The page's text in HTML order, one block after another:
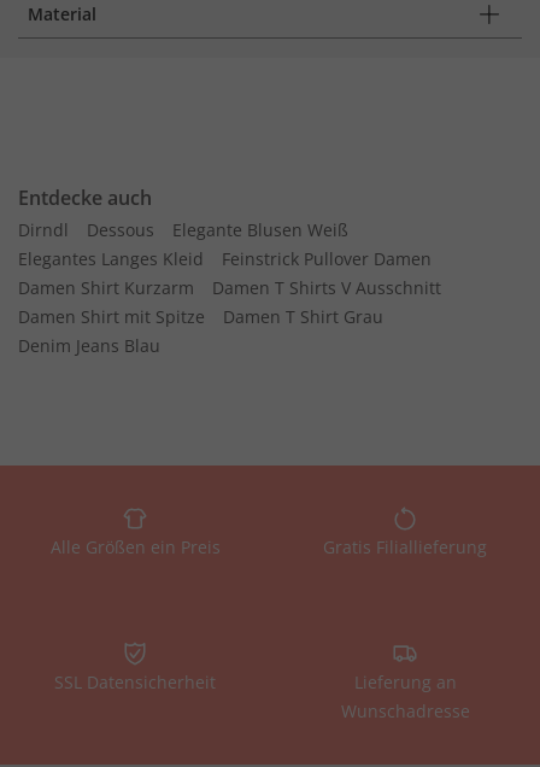
Material
Entdecke auch
Dirndl Dessous
Elegante Blusen Weiß
Elegantes Langes Kleid
Feinstrick Pullover Damen
Damen Shirt Kurzarm
Damen T Shirts V Ausschnitt
Damen Shirt mit Spitze
Damen T Shirt Grau
Denim Jeans Blau
Alle Größen ein Preis Gratis Filiallieferung
SSL Datensicherheit
Lieferung an
Wunschadresse